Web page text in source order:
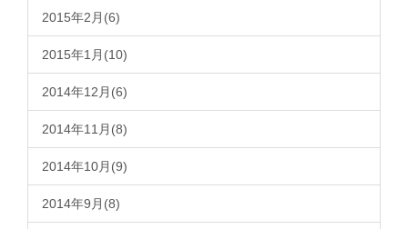
2015年2月(6)
2015年1月(10)
2014年12月(6)
2014年11月(8)
2014年10月(9)
2014年9月(8)